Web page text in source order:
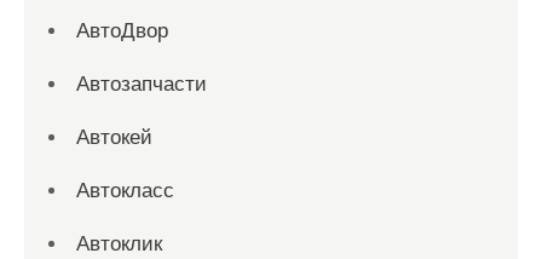
АвтоДвор
Автозапчасти
Автокей
Автокласс
Автоклик